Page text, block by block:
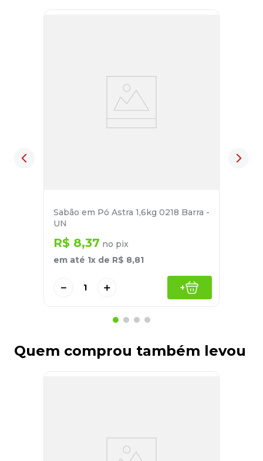
Sabão em Pó Astra 1,6kg 0218 Barra -
UN
R$ 8,37 no pix
em até 1x de R$ 8,81
＋
－ +
Quem comprou também levou